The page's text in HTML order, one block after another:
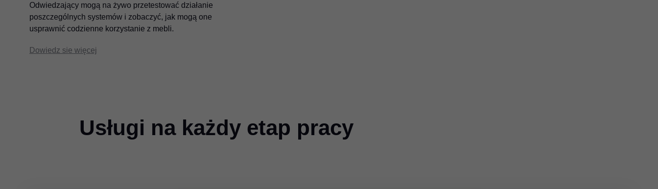
Odwiedzający mogą na żywo przetestować działanie
poszczególnych systemów i zobaczyć, jak mogą one
usprawnić codzienne korzystanie z mebli.
Dowiedz sie więcej
Usługi na każdy etap pracy